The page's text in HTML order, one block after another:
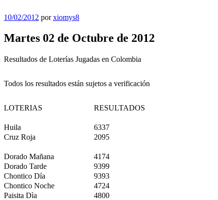
Publicado
10/02/2012 porxiomys8
Martes 02 de Octubre de 2012
Resultados de Loterías Jugadas en Colombia
Todos los resultados están sujetos a verificación
LOTERIAS RESULTADOS
Huila
6337
Cruz Roja
2095
Dorado Mañana
4174
Dorado Tarde
9399
Chontico Día
9393
Chontico Noche
4724
Paisita Dìa
4800